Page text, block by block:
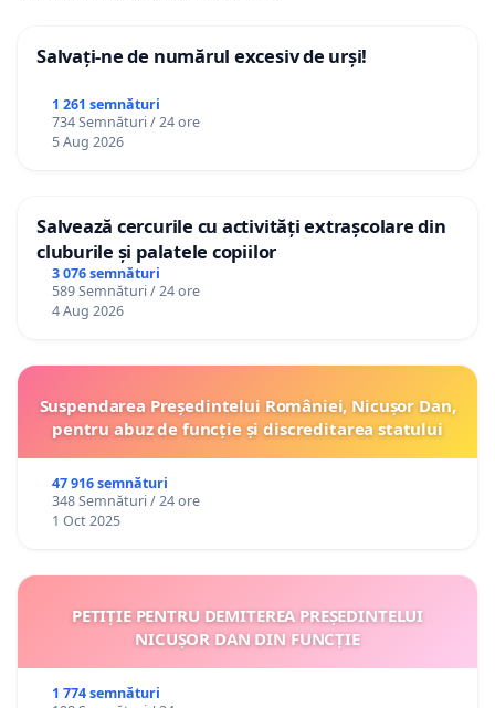
Salvați-ne de numărul excesiv de urși!
1 261 semnături
734 Semnături / 24 ore
5 Aug 2026
Salvează cercurile cu activități extrașcolare din
cluburile și palatele copiilor
3 076 semnături
589 Semnături / 24 ore
4 Aug 2026
Suspendarea Președintelui României, Nicușor Dan,
pentru abuz de funcție și discreditarea statului
47 916 semnături
348 Semnături / 24 ore
1 Oct 2025
PETIȚIE PENTRU DEMITEREA PREȘEDINTELUI
NICUȘOR DAN DIN FUNCȚIE
1 774 semnături